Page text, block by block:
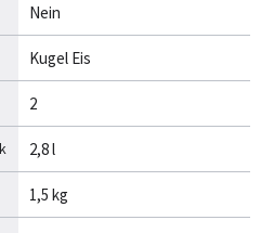
Nein
Kugel Eis
2
2,8 l
1,5 kg